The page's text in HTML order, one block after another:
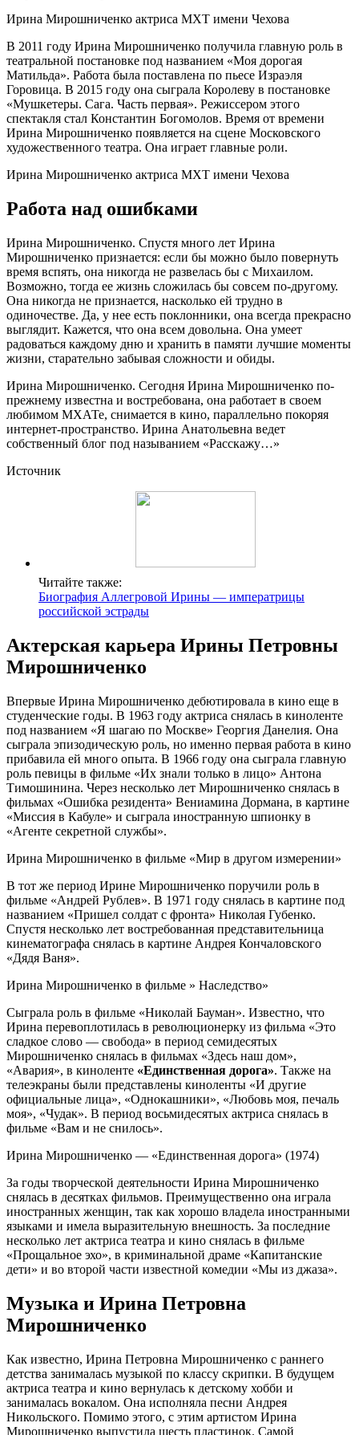
Ирина Мирошниченко актриса МХТ имени Чехова
В 2011 году Ирина Мирошниченко получила главную роль в
театральной постановке под названием «Моя дорогая
Матильда». Работа была поставлена по пьесе Израэля
Горовица. В 2015 году она сыграла Королеву в постановке
«Мушкетеры. Сага. Часть первая». Режиссером этого
спектакля стал Константин Богомолов. Время от времени
Ирина Мирошниченко появляется на сцене Московского
художественного театра. Она играет главные роли.
Ирина Мирошниченко актриса МХТ имени Чехова
Работа над ошибками
Ирина Мирошниченко. Спустя много лет Ирина
Мирошниченко признается: если бы можно было повернуть
время вспять, она никогда не развелась бы с Михаилом.
Возможно, тогда ее жизнь сложилась бы совсем по-другому.
Она никогда не признается, насколько ей трудно в
одиночестве. Да, у нее есть поклонники, она всегда прекрасно
выглядит. Кажется, что она всем довольна. Она умеет
радоваться каждому дню и хранить в памяти лучшие моменты
жизни, старательно забывая сложности и обиды.
Ирина Мирошниченко. Сегодня Ирина Мирошниченко по-
прежнему известна и востребована, она работает в своем
любимом МХАТе, снимается в кино, параллельно покоряя
интернет-пространство. Ирина Анатольевна ведет
собственный блог под называнием «Расскажу…»
Источник
Читайте также:
Биография Аллегровой Ирины — императрицы
российской эстрады
Актерская карьера Ирины Петровны
Мирошниченко
Впервые Ирина Мирошниченко дебютировала в кино еще в
студенческие годы. В 1963 году актриса снялась в киноленте
под названием «Я шагаю по Москве» Георгия Данелия. Она
сыграла эпизодическую роль, но именно первая работа в кино
прибавила ей много опыта. В 1966 году она сыграла главную
роль певицы в фильме «Их знали только в лицо» Антона
Тимошинина. Через несколько лет Мирошниченко снялась в
фильмах «Ошибка резидента» Вениамина Дормана, в картине
«Миссия в Кабуле» и сыграла иностранную шпионку в
«Агенте секретной службы».
Ирина Мирошниченко в фильме «Мир в другом измерении»
В тот же период Ирине Мирошниченко поручили роль в
фильме «Андрей Рублев». В 1971 году снялась в картине под
названием «Пришел солдат с фронта» Николая Губенко.
Спустя несколько лет востребованная представительница
кинематографа снялась в картине Андрея Кончаловского
«Дядя Ваня».
Ирина Мирошниченко в фильме » Наследство»
Сыграла роль в фильме «Николай Бауман». Известно, что
Ирина перевоплотилась в революционерку из фильма «Это
сладкое слово — свобода» в период семидесятых
Мирошниченко снялась в фильмах «Здесь наш дом»,
«Авария», в киноленте «Единственная дорога». Также на
телеэкраны были представлены киноленты «И другие
официальные лица», «Однокашники», «Любовь моя, печаль
моя», «Чудак». В период восьмидесятых актриса снялась в
фильме «Вам и не снилось».
Ирина Мирошниченко — «Единственная дорога» (1974)
За годы творческой деятельности Ирина Мирошниченко
снялась в десятках фильмов. Преимущественно она играла
иностранных женщин, так как хорошо владела иностранными
языками и имела выразительную внешность. За последние
несколько лет актриса театра и кино снялась в фильме
«Прощальное эхо», в криминальной драме «Капитанские
дети» и во второй части известной комедии «Мы из джаза».
Музыка и Ирина Петровна
Мирошниченко
Как известно, Ирина Петровна Мирошниченко с раннего
детства занималась музыкой по классу скрипки. В будущем
актриса театра и кино вернулась к детскому хобби и
занималась вокалом. Она исполняла песни Андрея
Никольского. Помимо этого, с этим артистом Ирина
Мирошниченко выпустила шесть пластинок. Самой